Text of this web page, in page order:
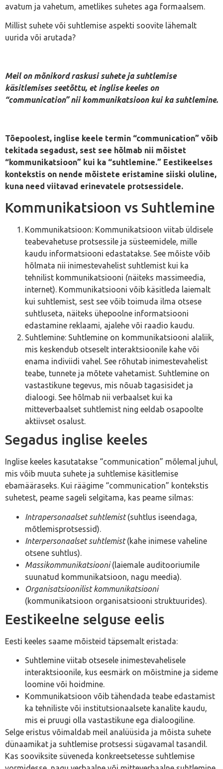
avatum ja vahetum, ametlikes suhetes aga formaalsem.
Millist suhete või suhtlemise aspekti soovite lähemalt
uurida või arutada?
Meil on mõnikord raskusi suhete ja suhtlemise
käsitlemises seetõttu, et inglise keeles on
“communication” nii kommunikatsioon kui ka suhtlemine.
Tõepoolest, inglise keele termin “communication” võib
tekitada segadust, sest see hõlmab nii mõistet
“kommunikatsioon” kui ka “suhtlemine.” Eestikeelses
kontekstis on nende mõistete eristamine siiski oluline,
kuna need viitavad erinevatele protsessidele.
Kommunikatsioon vs Suhtlemine
Kommunikatsioon: Kommunikatsioon viitab üldisele
teabevahetuse protsessile ja süsteemidele, mille
kaudu informatsiooni edastatakse. See mõiste võib
hõlmata nii inimestevahelist suhtlemist kui ka
tehnilist kommunikatsiooni (näiteks massimeedia,
internet). Kommunikatsiooni võib käsitleda laiemalt
kui suhtlemist, sest see võib toimuda ilma otsese
suhtluseta, näiteks ühepoolne informatsiooni
edastamine reklaami, ajalehe või raadio kaudu.
Suhtlemine: Suhtlemine on kommunikatsiooni alaliik,
mis keskendub otseselt interaktsioonile kahe või
enama indiviidi vahel. See rõhutab inimestevahelist
teabe, tunnete ja mõtete vahetamist. Suhtlemine on
vastastikune tegevus, mis nõuab tagasisidet ja
dialoogi. See hõlmab nii verbaalset kui ka
mitteverbaalset suhtlemist ning eeldab osapoolte
aktiivset osalust.
Segadus inglise keeles
Inglise keeles kasutatakse “communication” mõlemal juhul,
mis võib muuta suhete ja suhtlemise käsitlemise
ebamääraseks. Kui räägime “communication” kontekstis
suhetest, peame sageli selgitama, kas peame silmas:
Intrapersonaalset suhtlemist(suhtlus iseendaga,
mõtlemisprotsessid).
Interpersonaalset suhtlemist(kahe inimese vaheline
otsene suhtlus).
Massikommunikatsiooni(laiemale auditooriumile
suunatud kommunikatsioon, nagu meedia).
Organisatsioonilist kommunikatsiooni
(kommunikatsioon organisatsiooni struktuurides).
Eestikeelne selguse eelis
Eesti keeles saame mõisteid täpsemalt eristada:
Suhtlemine viitab otsesele inimestevahelisele
interaktsioonile, kus eesmärk on mõistmine ja sideme
loomine või hoidmine.
Kommunikatsioon võib tähendada teabe edastamist
ka tehniliste või institutsionaalsete kanalite kaudu,
mis ei pruugi olla vastastikune ega dialoogiline.
Selge eristus võimaldab meil analüüsida ja mõista suhete
dünaamikat ja suhtlemise protsessi sügavamal tasandil.
Kas sooviksite süveneda konkreetsetesse suhtlemise